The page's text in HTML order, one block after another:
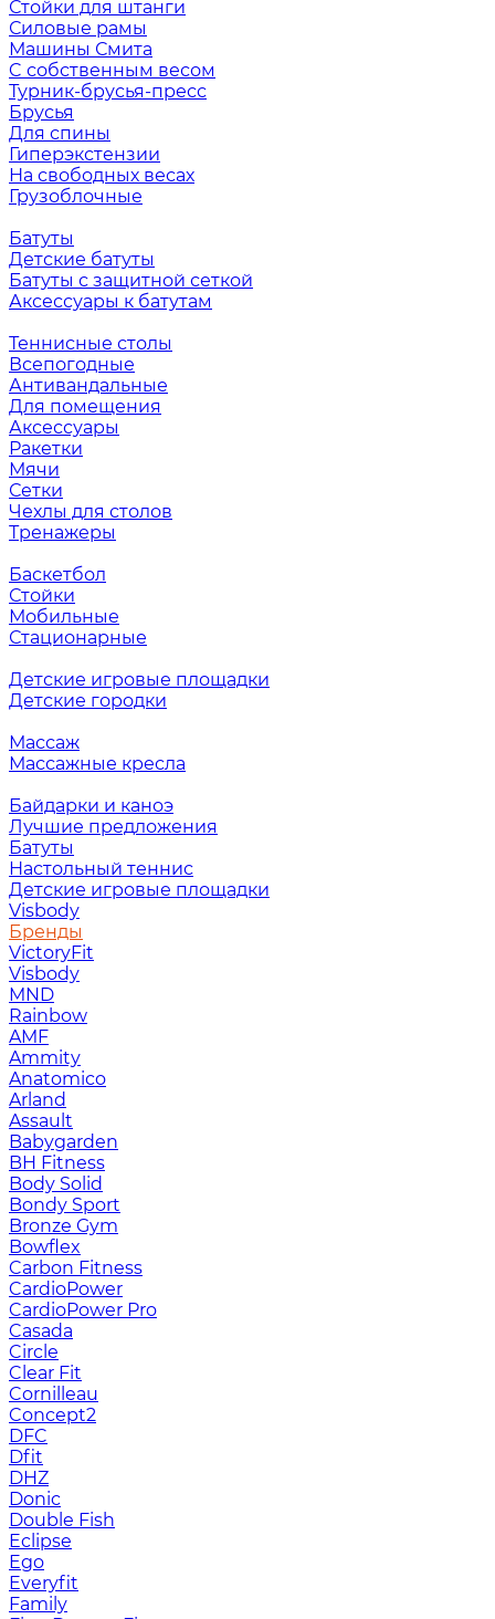
Стойки для штанги
Силовые рамы
Машины Смита
C собственным весом
Турник-брусья-пресс
Брусья
Для спины
Гиперэкстензии
На свободных весах
Грузоблочные
Батуты
Детские батуты
Батуты с защитной сеткой
Аксессуары к батутам
Теннисные столы
Всепогодные
Антивандальные
Для помещения
Аксессуары
Ракетки
Мячи
Сетки
Чехлы для столов
Тренажеры
Баскетбол
Стойки
Мобильные
Стационарные
Детские игровые площадки
Детские городки
Массаж
Массажные кресла
Байдарки и каноэ
Лучшие предложения
Батуты
Настольный теннис
Детские игровые площадки
Visbody
Бренды
VictoryFit
Visbody
MND
Rainbow
AMF
Ammity
Anatomico
Arland
Assault
Babygarden
BH Fitness
Body Solid
Bondy Sport
Bronze Gym
Bowflex
Carbon Fitness
CardioPower
CardioPower Pro
Casada
Circle
Clear Fit
Cornilleau
Concept2
DFC
Dfit
DHZ
Donic
Double Fish
Eclipse
Ego
Everyfit
Family